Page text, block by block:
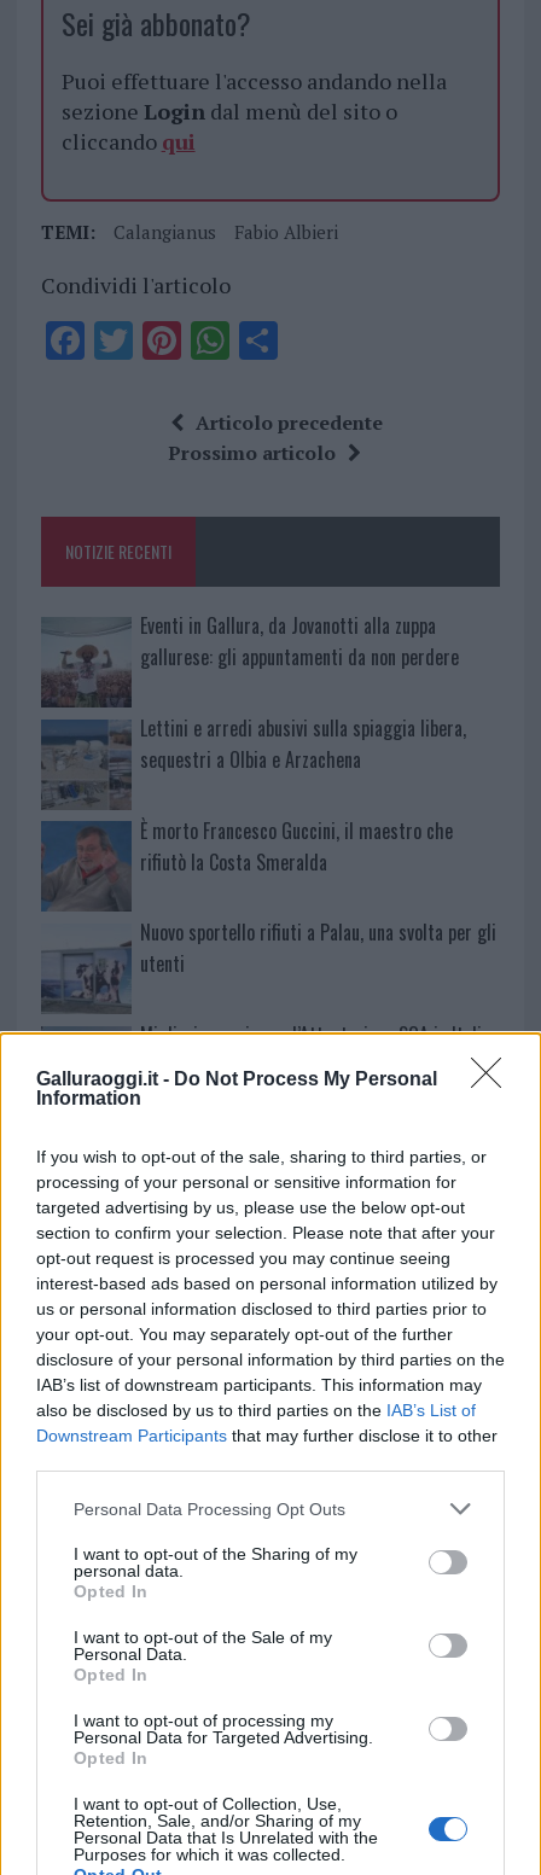
Galluraoggi.it - Do Not Process My Personal
Information
If you wish to opt-out of the sale, sharing to third parties, or
processing of your personal or sensitive information for
targeted advertising by us, please use the below opt-out
section to confirm your selection. Please note that after your
opt-out request is processed you may continue seeing
interest-based ads based on personal information utilized by
us or personal information disclosed to third parties prior to
your opt-out. You may separately opt-out of the further
disclosure of your personal information by third parties on the
IAB’s list of downstream participants. This information may
also be disclosed by us to third parties on the IAB’s List of
Downstream Participants that may further disclose it to other
Please note that this website/app uses one or more Google
not limited to your visit or usage behaviour. You may click to
grant or deny consent to Google and its third-party tags to
use your data for below specified purposes in below Google
consent section.
Personal Data Processing Opt Outs
I want to opt-out of the Sharing of my
personal data.
Opted In
I want to opt-out of the Sale of my
Personal Data.
Opted In
I want to opt-out of processing my
Personal Data for Targeted Advertising.
Opted In
I want to opt-out of Collection, Use,
Retention, Sale, and/or Sharing of my
Personal Data that Is Unrelated with the
Purposes for which it was collected.
Sei già abbonato?
Puoi effettuare l'accesso andando nella
sezione Logindal menù del sito o
cliccando qui
TEMI: Calangianus Fabio Albieri
Condividi l'articolo
F
o
k
T Pi
te
re
W
at
s
p
S
a
re
Articolo precedente
Prossimo articolo
NOTIZIE RECENTI
Eventi in Gallura, da Jovanotti alla zuppa
gallurese: gli appuntamenti da non perdere
Lettini e arredi abusivi sulla spiaggia libera,
sequestri a Olbia e Arzachena
È morto Francesco Guccini, il maestro che
rifiutò la Costa Smeralda
Nuovo sportello rifiuti a Palau, una svolta per gli
utenti
Migliori agenzie per l’Attestazione SOA in Italia:
lista delle 4 realtà più efficienti nella g…
reading su Atzeni
La Maddalena, festa per i 30 anni del Diving
center di Tegge
NECROLOGIE
Mario Malu
Paolo Pinna
Martina Agostina Diturco